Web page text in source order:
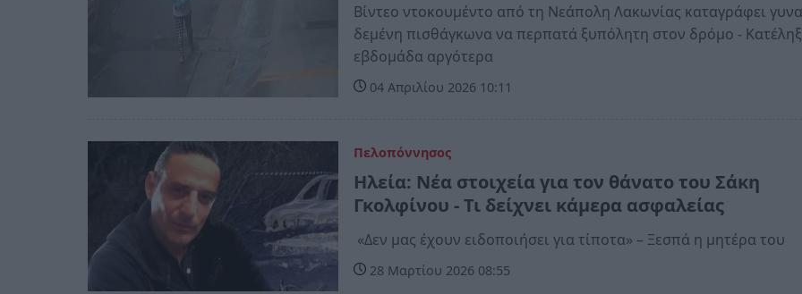
Βίντεο ντοκουμέντο από τη Νεάπολη Λακωνίας καταγράφει
δεμένη πισθάγκωνα να περπατά ξυπόλητη στον δρόμο -
εβδομάδα αργότερα
04 Απριλίου 2026 10:11
Πελοπόννησος
Ηλεία: Νέα στοιχεία για τον θάνατο του Σάκη
Γκολφίνου - Τι δείχνει κάμερα ασφαλείας
«Δεν μας έχουν ειδοποιήσει για τίποτα» – Ξεσπά η μητέρα του
28 Μαρτίου 2026 08:55